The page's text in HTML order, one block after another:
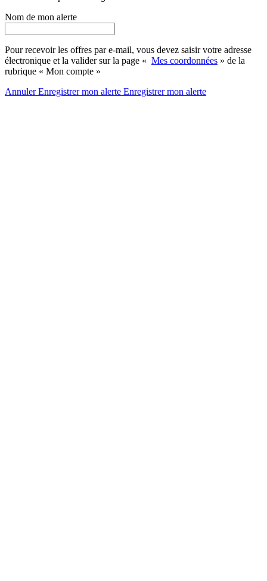
Nom de mon alerte
Pour recevoir les offres par e-mail, vous devez saisir votre adresse
électronique et la valider sur la page « Mes coordonnées » de la
rubrique « Mon compte »
AnnulerEnregistrer mon alerte Enregistrermon alerte